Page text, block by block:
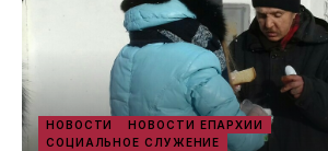
НОВОСТИ
НОВОСТИ ЕПАРХИИ
СОЦИАЛЬНОЕ СЛУЖЕНИЕ